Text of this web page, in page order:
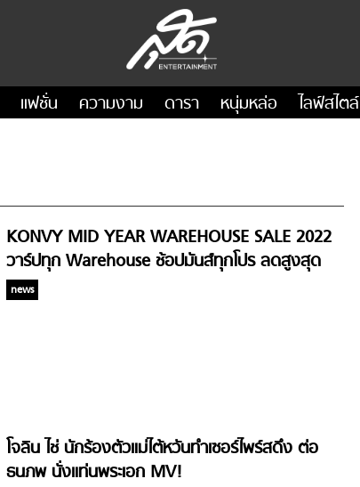
แฟชั่น ความงาม ดารา หนุ่มหล่อ ไลฟ์สไตล์
KONVY MID YEAR WAREHOUSE SALE 2022
วาร์ปทุก Warehouse ช้อปมันส์ทุกโปร ลดสูงสุด
90%
news
โจลิน ไช่ นักร้องตัวแม่ไต้หวันทำเซอร์ไพร์สดึง ต่อ
ธนภพ นั่งแท่นพระเอก MV!